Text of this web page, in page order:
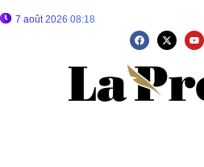
7 août 2026 08:18